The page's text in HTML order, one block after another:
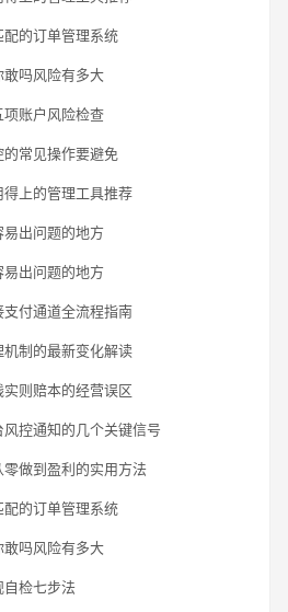
配的订单管理系统
敢吗风险有多大
项账户风险检查
的常见操作要避免
得上的管理工具推荐
易出问题的地方
易出问题的地方
支付通道全流程指南
机制的最新变化解读
实则赔本的经营误区
控通知的几个关键信号
零做到盈利的实用方法
配的订单管理系统
敢吗风险有多大
自检七步法